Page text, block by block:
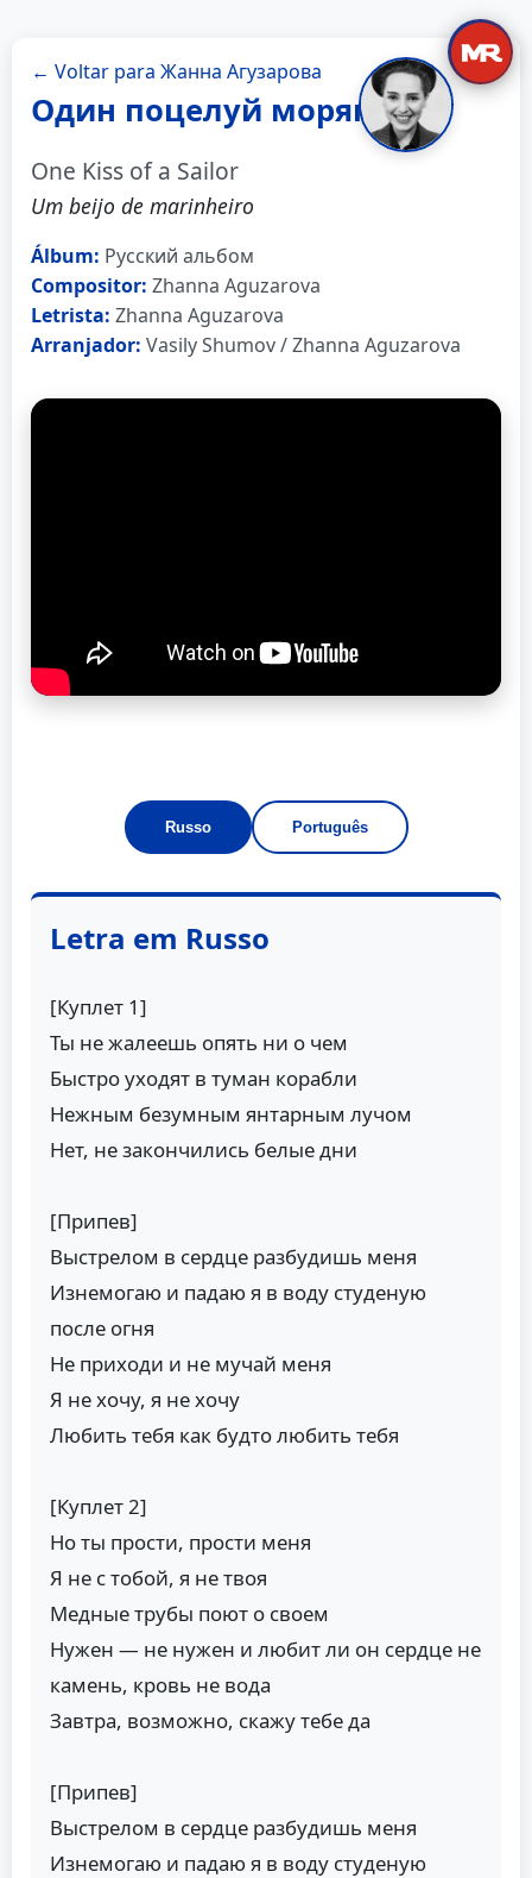
← Voltar para Жанна Агузарова
Один поцелуй моряка
One Kiss of a Sailor
Um beijo de marinheiro
Álbum: Русский альбом
Compositor: Zhanna Aguzarova
Letrista: Zhanna Aguzarova
Arranjador: Vasily Shumov / Zhanna Aguzarova
Russo Português
Letra em Russo
[Куплет 1]
Ты не жалеешь опять ни о чем
Быстро уходят в туман корабли
Нежным безумным янтарным лучом
Нет, не закончились белые дни
[Припев]
Выстрелом в сердце разбудишь меня
Изнемогаю и падаю я в воду студеную
после огня
Не приходи и не мучай меня
Я не хочу, я не хочу
Любить тебя как будто любить тебя
[Куплет 2]
Но ты прости, прости меня
Я не с тобой, я не твоя
Медные трубы поют о своем
Нужен — не нужен и любит ли он сердце не
камень, кровь не вода
Завтра, возможно, скажу тебе да
[Припев]
Выстрелом в сердце разбудишь меня
Изнемогаю и падаю я в воду студеную